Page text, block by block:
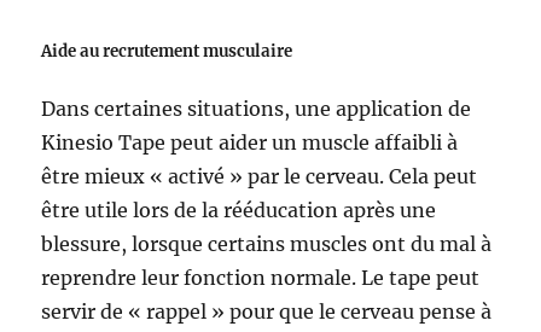
Aide au recrutement musculaire
Dans certaines situations, une application de
Kinesio Tape peut aider un muscle affaibli à
être mieux « activé » par le cerveau. Cela peut
être utile lors de la rééducation après une
blessure, lorsque certains muscles ont du mal à
reprendre leur fonction normale. Le tape peut
servir de « rappel » pour que le cerveau pense à